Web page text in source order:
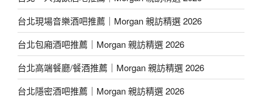
台北現場音樂酒吧推薦｜Morgan 親訪精選 2026
台北包廂酒吧推薦｜Morgan 親訪精選 2026
台北高端餐廳/餐酒推薦｜Morgan 親訪精選 2026
台北隱密酒吧推薦｜Morgan 親訪精選 2026